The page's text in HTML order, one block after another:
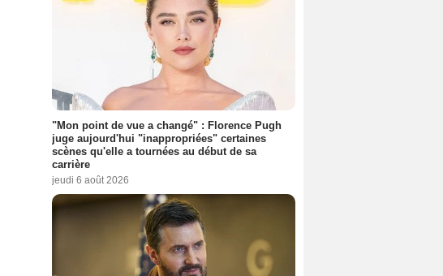
"Mon point de vue a changé" : Florence Pugh
juge aujourd'hui "inappropriées" certaines
scènes qu'elle a tournées au début de sa
carrière
jeudi 6 août 2026